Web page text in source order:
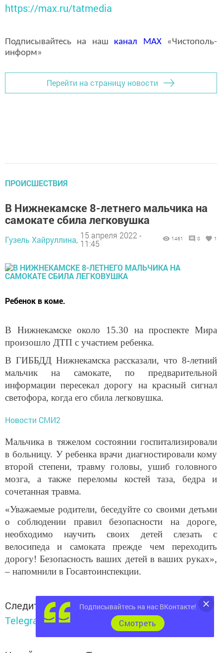
https://max.ru/tatmedia
Подписывайтесь на наш канал MAX«Чистополь-
информ»
Перейти на страницу новости
ПРОИСШЕСТВИЯ
В Нижнекамске 8-летнего мальчика на
самокате сбила легковушка
Гузель Хайруллина, 15 апреля 2022 -
11:45
1461 0 1
Ребенок в коме.
В Нижнекамске около 15.30 на проспекте Мира
произошло ДТП с участием ребенка.
В ГИББДД Нижнекамска рассказали, что 8-летний
мальчик на самокате, по предварительной
информации пересекал дорогу на красный сигнал
светофора, когда его сбила легковушка.
Новости СМИ2
Мальчика в тяжелом состоянии госпитализировали
в больницу. У ребенка врачи диагностировали кому
второй степени, травму головы, ушиб головного
мозга, а также переломы костей таза, бедра и
сочетанная травма.
«Уважаемые родители, беседуйте со своими детьми
о соблюдении правил безопасности на дороге,
необходимо научить своих детей слезать с
велосипеда и самоката прежде чем переходить
дорогу! Безопасность ваших детей в ваших руках»,
– напомнили в Госавтоинспекции.
Следите за самым важным и интересным в
Telegram-канале
Татмедиа
Подписывайтесь на нас ВКонтакте!
Cмотреть